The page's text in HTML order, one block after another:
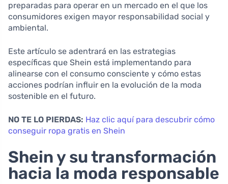
preparadas para operar en un mercado en el que los
consumidores exigen mayor responsabilidad social y
ambiental.
Este artículo se adentrará en las estrategias
específicas que Shein está implementando para
alinearse con el consumo consciente y cómo estas
acciones podrían influir en la evolución de la moda
sostenible en el futuro.
NO TE LO PIERDAS: Haz clic aquí para descubrir cómo
conseguir ropa gratis en Shein
Shein y su transformación
hacia la moda responsable